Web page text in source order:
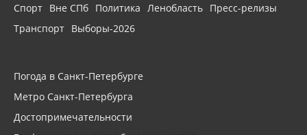
Спорт Вне СПб Политика Ленобласть Пресс-релизы
Транспорт Выборы-2026
Погода в Санкт-Петербурге
Метро Санкт-Петербурга
Достопримечательности